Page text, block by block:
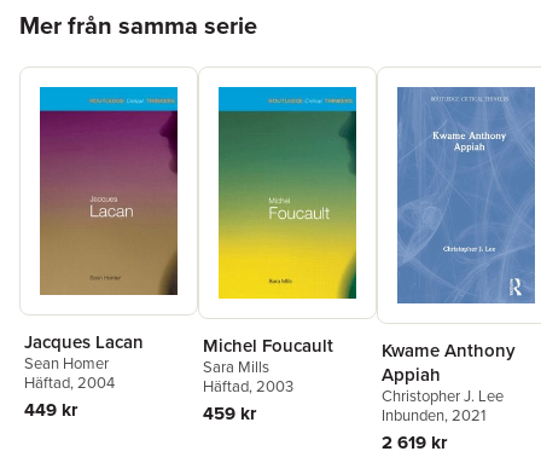
Mer från samma serie
Jacques Lacan
Sean Homer
Häftad, 2004
449 kr
Michel Foucault
Sara Mills
Häftad, 2003
459 kr
Kwame Anthony
Appiah
Christopher J. Lee
Inbunden, 2021
2 619 kr